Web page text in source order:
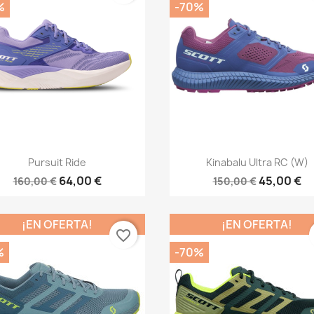
Vista rápida
Pursuit Ride
160,00 € 64,00 €
Vista rápida
Kinabalu Ultra RC (W)
150,00 €45,00 €
-70%
¡EN OFERTA!
favorite_border
¡EN OFERTA!
-70%